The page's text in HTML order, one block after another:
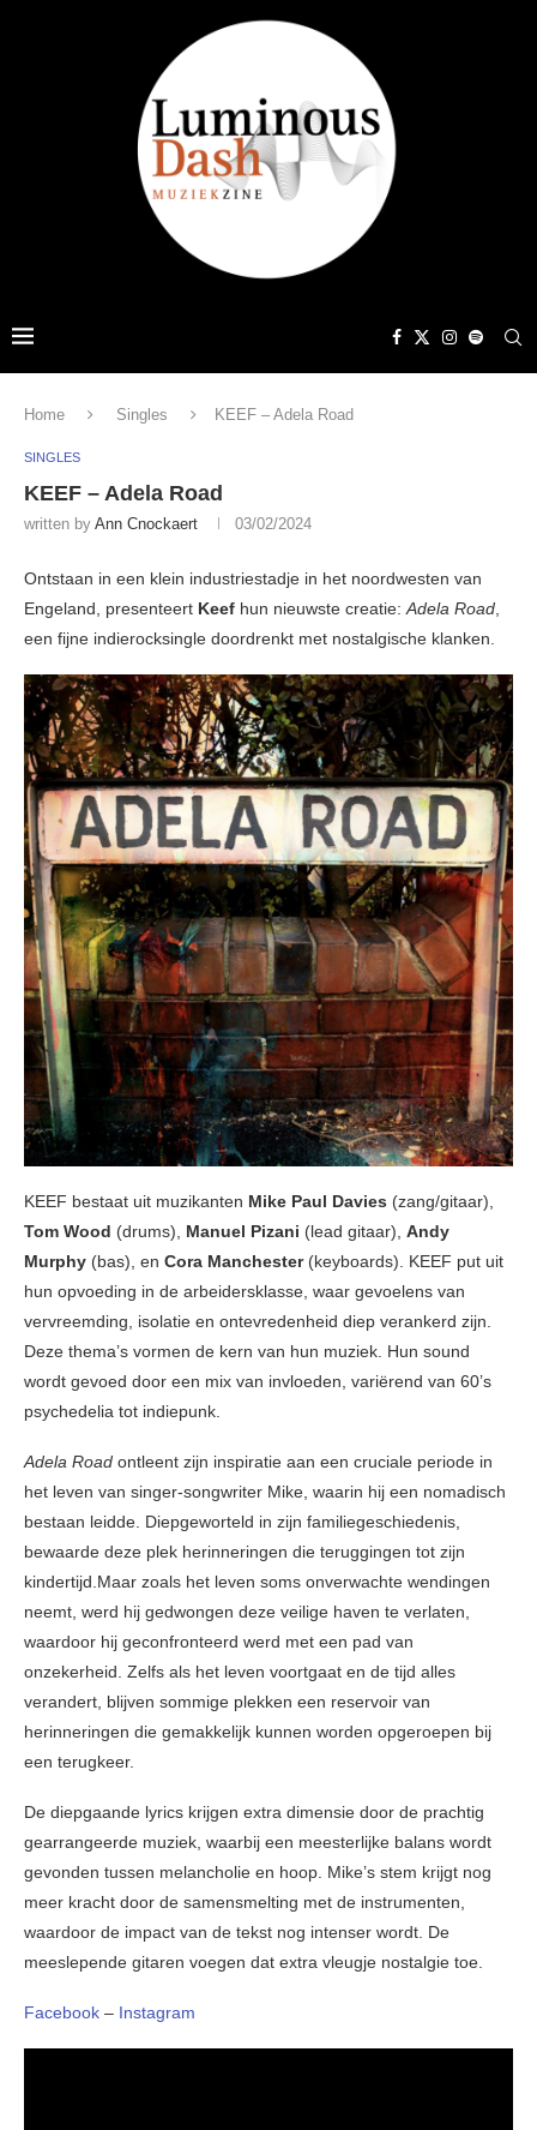
Home Singles KEEF – Adela Road
SINGLES
KEEF – Adela Road
written by Ann Cnockaert 03/02/2024
Ontstaan in een klein industriestadje in het noordwesten van
Engeland, presenteert Keef hun nieuwste creatie:Adela Road,
een fijne indierocksingle doordrenkt met nostalgische klanken.
KEEF bestaat uit muzikanten Mike Paul Davies (zang/gitaar),
Tom Wood (drums), Manuel Pizani (lead gitaar), Andy
Murphy (bas), en Cora Manchester(keyboards). KEEF put uit
hun opvoeding in de arbeidersklasse, waar gevoelens van
vervreemding, isolatie en ontevredenheid diep verankerd zijn.
Deze thema’s vormen de kern van hun muziek. Hun sound
wordt gevoed door een mix van invloeden, variërend van 60’s
psychedelia tot indiepunk.
Adela Road ontleent zijn inspiratie aan een cruciale periode in
het leven van singer-songwriter Mike, waarin hij een nomadisch
bestaan leidde. Diepgeworteld in zijn familiegeschiedenis,
bewaarde deze plek herinneringen die teruggingen tot zijn
kindertijd.Maar zoals het leven soms onverwachte wendingen
neemt, werd hij gedwongen deze veilige haven te verlaten,
waardoor hij geconfronteerd werd met een pad van
onzekerheid. Zelfs als het leven voortgaat en de tijd alles
verandert, blijven sommige plekken een reservoir van
herinneringen die gemakkelijk kunnen worden opgeroepen bij
een terugkeer.
De diepgaande lyrics krijgen extra dimensie door de prachtig
gearrangeerde muziek, waarbij een meesterlijke balans wordt
gevonden tussen melancholie en hoop. Mike’s stem krijgt nog
meer kracht door de samensmelting met de instrumenten,
waardoor de impact van de tekst nog intenser wordt. De
meeslepende gitaren voegen dat extra vleugje nostalgie toe.
Facebook – Instagram